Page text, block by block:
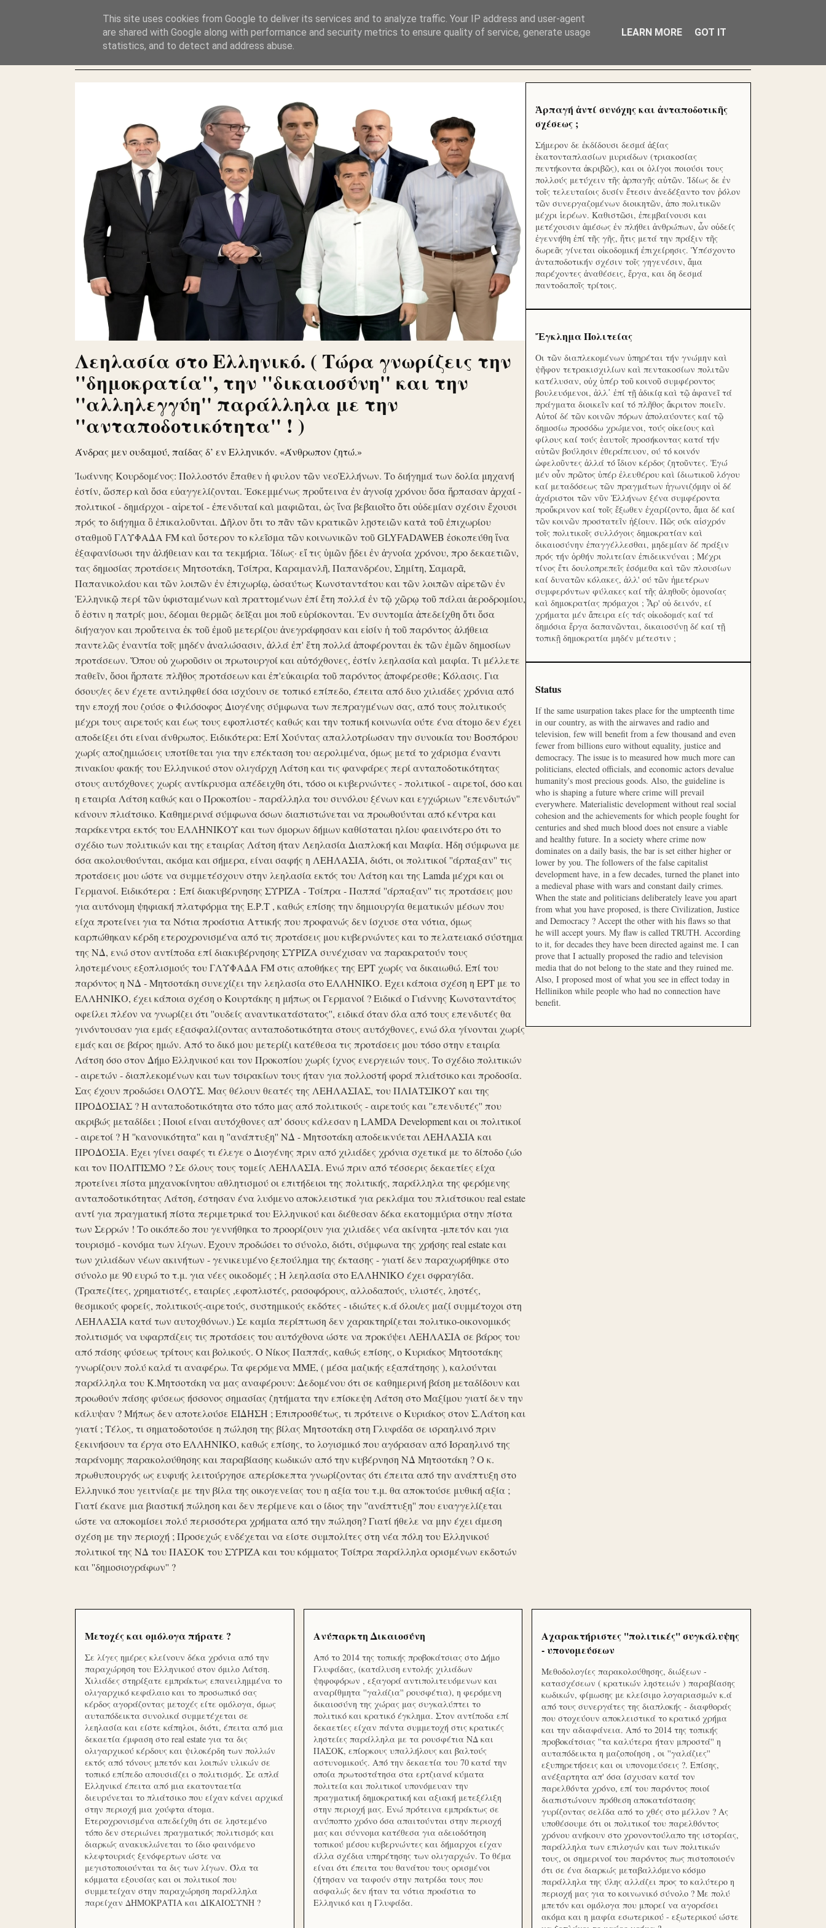
ΛΕΗΛΑΣΙΑ ΚΑΙ ΕΓΚΛΗΜΑ ?
Λεηλασία στο Ελληνικό. ( Τώρα γνωρίζεις την
''δημοκρατία'', την ''δικαιοσύνη'' και την
''αλληλεγγύη'' παράλληλα με την
''ανταποδοτικότητα'' ! )
Άνδρας μεν ουδαμού, παίδας δ’ εν Ελληνικόν. «Άνθρωπον ζητώ.»
Ἰωάννης Κουρδομένος: Πολλοστόν ἔπαθεν ἡ φυλον τῶν νεοἙλλήνων. Το διήγημά των δολία μηχανή
ἐστίν, ὥσπερ καὶ ὅσα εὐαγγελίζονται. Ἐσκεμμένως προὔτεινα ἐν ἀγνοίᾳ χρόνου ὅσα ἥρπασαν ἀρχαί -
πολιτικοί - δημάρχοι - αἱρετοί - ἐπενδυταί καὶ μαφιῶται, ὡς ἵνα βεβαιοῖτο ὅτι οὐδεμίαν σχέσιν ἔχουσι
πρός το διήγημα ὃ ἐπικαλοῦνται. Δῆλον ὅτι το πᾶν τῶν κρατικῶν λῃστειῶν κατὰ τοῦ ἐπιχωρίου
σταθμοῦ ΓΛΥΦΑΔΑ FM καὶ ὕστερον το κλεῖσμα τῶν κοινωνικῶν τοῦ GLYFADAWEB ἐσκοπεύθη ἵνα
ἐξαφανίσωσι την ἀλήθειαν και τα τεκμήρια. Ἰδίως· εἴ τις ὑμῶν ᾔδει ἐν ἀγνοία χρόνου, προ δεκαετιῶν,
τας δημοσίας προτάσεις Μητσοτάκη, Τσίπρα, Καραμανλῆ, Παπανδρέου, Σημίτη, Σαμαρᾶ,
Παπανικολάου και τῶν λοιπῶν ἐν ἐπιχωρίῳ, ὡσαύτως Κωνσταντάτου και τῶν λοιπῶν αἱρετῶν ἐν
Ἑλληνικῷ περί τῶν ὑφισταμένων καὶ πραττομένων ἐπί ἔτη πολλά ἐν τῷ χῶρῳ τοῦ πάλαι ἀεροδρομίου,
ὅ ἐστιν η πατρίς μου, δέομαι θερμῶς δεῖξαι μοι ποῦ εὑρίσκονται. Ἐν συντομία ἀπεδείχθη ὅτι ὅσα
διήγαγον και προὔτεινα ἐκ τοῦ ἐμοῦ μετερίζου ἀνεγράφησαν και εἰσίν ἡ τοῦ παρόντος ἀλήθεια
παντελῶς ἐναντία τοῖς μηδέν ἀναλώσασιν, ἀλλά ἐπ' ἔτη πολλά ἀποφέρονται ἐκ τῶν ἐμῶν δημοσίων
προτάσεων. Ὅπου οὐ χωροῦσιν οι πρωτουργοί και αὐτόχθονες, ἐστίν λεηλασία καὶ μαφία. Τι μέλλετε
παθεῖν, ὅσοι ἥρπατε πλῆθος προτάσεων και ἐπ'εὐκαιρία τοῦ παρόντος ἀποφέρεσθε; Κόλασις. Για
όσους/ες δεν έχετε αντιληφθεί όσα ισχύουν σε τοπικό επίπεδο, έπειτα από δυο χιλιάδες χρόνια από
την εποχή που ζούσε ο Φιλόσοφος Διογένης σύμφωνα των πεπραγμένων σας, από τους πολιτικούς
μέχρι τους αιρετούς και έως τους εφοπλιστές καθώς και την τοπική κοινωνία ούτε ένα άτομο δεν έχει
αποδείξει ότι είναι άνθρωπος. Ειδικότερα: Επί Χούντας απαλλοτρίωσαν την συνοικία του Βοσπόρου
χωρίς αποζημιώσεις υποτίθεται για την επέκταση του αερολιμένα, όμως μετά το χάρισμα έναντι
πινακίου φακής του Ελληνικού στον ολιγάρχη Λάτση και τις φανφάρες περί ανταποδοτικότητας
στους αυτόχθονες χωρίς αντίκρυσμα απέδειχθη ότι, τόσο οι κυβερνώντες - πολιτικοί - αιρετοί, όσο και
η εταιρία Λάτση καθώς και ο Προκοπίου - παράλληλα του συνόλου ξένων και εγχώριων ''επενδυτών''
κάνουν πλιάτσικο. Καθημερινά σύμφωνα όσων διαπιστώνεται να προωθούνται από κέντρα και
παράκεντρα εκτός του ΕΛΛΗΝΙΚΟΥ και των όμορων δήμων καθίσταται ηλίου φαεινότερο ότι το
σχέδιο των πολιτικών και της εταιρίας Λάτση ήταν Λεηλασία Διαπλοκή και Μαφία. Ήδη σύμφωνα με
όσα ακολουθούνται, ακόμα και σήμερα, είναι σαφής η ΛΕΗΛΑΣΙΑ, διότι, οι πολιτικοί ''άρπαξαν'' τις
προτάσεις μου ώστε να συμμετέσχουν στην λεηλασία εκτός του Λάτση και της Lamda μέχρι και οι
Γερμανοί. Ειδικότερα：Επί διακυβέρνησης ΣΥΡΙΖΑ - Τσίπρα - Παππά ''άρπαξαν'' τις προτάσεις μου
για αυτόνομη ψηφιακή πλατφόρμα της Ε.Ρ.Τ , καθώς επίσης την δημιουργία θεματικών μέσων που
είχα προτείνει για τα Νότια προάστια Αττικής που προφανώς δεν ίσχυσε στα νότια, όμως
καρπώθηκαν κέρδη ετεροχρονισμένα από τις προτάσεις μου κυβερνώντες και το πελατειακό σύστημα
της ΝΔ, ενώ στον αντίποδα επί διακυβέρνησης ΣΥΡΙΖΑ συνέχισαν να παρακρατούν τους
ληστεμένους εξοπλισμούς του ΓΛΥΦΑΔΑ FM στις αποθήκες της ΕΡΤ χωρίς να δικαιωθώ. Επί του
παρόντος η ΝΔ - Μητσοτάκη συνεχίζει την λεηλασία στο ΕΛΛΗΝΙΚΟ. Έχει κάποια σχέση η ΕΡΤ με το
ΕΛΛΗΝΙΚΟ, έχει κάποια σχέση ο Κουρτάκης η μήπως οι Γερμανοί ? Ειδικά ο Γιάννης Κωνσταντάτος
οφείλει πλέον να γνωρίζει ότι ''ουδείς αναντικατάστατος'', ειδικά όταν όλα από τους επενδυτές θα
γινόντουσαν για εμάς εξασφαλίζοντας ανταποδοτικότητα στους αυτόχθονες, ενώ όλα γίνονται χωρίς
εμάς και σε βάρος ημών. Από το δικό μου μετερίζι κατέθεσα τις προτάσεις μου τόσο στην εταιρία
Λάτση όσο στον Δήμο Ελληνικού και τον Προκοπίου χωρίς ίχνος ενεργειών τους. Το σχέδιο πολιτικών
- αιρετών - διαπλεκομένων και των τσιρακίων τους ήταν για πολλοστή φορά πλιάτσικο και προδοσία.
Σας έχουν προδώσει ΟΛΟΥΣ. Μας θέλουν θεατές της ΛΕΗΛΑΣΙΑΣ, του ΠΛΙΑΤΣΙΚΟΥ και της
ΠΡΟΔΟΣΙΑΣ ? Η ανταποδοτικότητα στο τόπο μας από πολιτικούς - αιρετούς και ''επενδυτές'' που
ακριβώς μεταδίδει ; Ποιοί είναι αυτόχθονες απ' όσους κάλεσαν η LAMDA Development και οι πολιτικοί
- αιρετοί ? Η ''κανονικότητα'' και η ''ανάπτυξη'' ΝΔ - Μητσοτάκη αποδεικνύεται ΛΕΗΛΑΣΙΑ και
ΠΡΟΔΟΣΙΑ. Έχει γίνει σαφές τι έλεγε ο Διογένης πριν από χιλιάδες χρόνια σχετικά με το δίποδο ζώο
και τον ΠΟΛΙΤΙΣΜΟ ? Σε όλους τους τομείς ΛΕΗΛΑΣΙΑ. Ενώ πριν από τέσσερις δεκαετίες είχα
προτείνει πίστα μηχανοκίνητου αθλητισμού οι επιτήδειοι της πολιτικής, παράλληλα της φερόμενης
ανταποδοτικότητας Λάτση, έστησαν ένα λυόμενο αποκλειστικά για ρεκλάμα του πλιάτσικου real estate
αντί για πραγματική πίστα περιμετρικά του Ελληνικού και διέθεσαν δέκα εκατομμύρια στην πίστα
των Σερρών ! Το οικόπεδο που γεννήθηκα το προορίζουν για χιλιάδες νέα ακίνητα -μπετόν και για
τουρισμό - κονόμα των λίγων. Έχουν προδώσει το σύνολο, διότι, σύμφωνα της χρήσης real estate και
των χιλιάδων νέων ακινήτων - γενικευμένο ξεπούλημα της έκτασης - γιατί δεν παραχωρήθηκε στο
σύνολο με 90 ευρώ το τ.μ. για νέες οικοδομές ; Η λεηλασία στο ΕΛΛΗΝΙΚΟ έχει σφραγίδα.
(Τραπεζίτες, χρηματιστές, εταιρίες ,εφοπλιστές, ρασοφόρους, αλλοδαπούς, υλιστές, ληστές,
θεσμικούς φορείς, πολιτικούς-αιρετούς, συστημικούς εκδότες - ιδιώτες κ.ά όλοι/ες μαζί συμμέτοχοι στη
ΛΕΗΛΑΣΙΑ κατά των αυτοχθόνων.) Σε καμία περίπτωση δεν χαρακτηρίζεται πολιτικο-οικονομικός
πολιτισμός να υφαρπάζεις τις προτάσεις του αυτόχθονα ώστε να προκύψει ΛΕΗΛΑΣΙΑ σε βάρος του
από πάσης φύσεως τρίτους και βολικούς. Ο Νίκος Παππάς, καθώς επίσης, ο Κυριάκος Μητσοτάκης
γνωρίζουν πολύ καλά τι αναφέρω. Τα φερόμενα ΜΜΕ, ( μέσα μαζικής εξαπάτησης ), καλούνται
παράλληλα του Κ.Μητσοτάκη να μας αναφέρουν: Δεδομένου ότι σε καθημερινή βάση μεταδίδουν και
προωθούν πάσης φύσεως ήσσονος σημασίας ζητήματα την επίσκεψη Λάτση στο Μαξίμου γιατί δεν την
κάλυψαν ? Μήπως δεν αποτελούσε ΕΙΔΗΣΗ ; Επιπροσθέτως, τι πρότεινε ο Κυριάκος στον Σ.Λάτση και
γιατί ; Τέλος, τι σηματοδοτούσε η πώληση της βίλας Μητσοτάκη στη Γλυφάδα σε ισραηλινό πριν
ξεκινήσουν τα έργα στο ΕΛΛΗΝΙΚΟ, καθώς επίσης, το λογισμικό που αγόρασαν από Ισραηλινό της
παράνομης παρακολούθησης και παραβίασης κωδικών από την κυβέρνηση ΝΔ Μητσοτάκη ? Ο κ.
πρωθυπουργός ως ευφυής λειτούργησε απερίσκεπτα γνωρίζοντας ότι έπειτα από την ανάπτυξη στο
Ελληνικό που γειτνίαζε με την βίλα της οικογενείας του η αξία του τ.μ. θα αποκτούσε μυθική αξία ;
Γιατί έκανε μια βιαστική πώληση και δεν περίμενε και ο ίδιος την ''ανάπτυξη'' που ευαγγελίζεται
ώστε να αποκομίσει πολύ περισσότερα χρήματα από την πώληση? Γιατί ήθελε να μην έχει άμεση
σχέση με την περιοχή ; Προσεχώς ενδέχεται να είστε συμπολίτες στη νέα πόλη του Ελληνικού
πολιτικοί της ΝΔ του ΠΑΣΟΚ του ΣΥΡΙΖΑ και του κόμματος Τσίπρα παράλληλα ορισμένων εκδοτών
και ''δημοσιογράφων'' ?
Ἁρπαγή ἀντί συνόχης και ἀνταποδοτικῆς
σχέσεως ;
Σήμερον δε ἐκδίδουσι δεσμά ἀξίας
ἑκατονταπλασίων μυριάδων (τριακοσίας
πεντήκοντα ἀκριβῶς), και οι ὀλίγοι ποιούσι τους
πολλούς μετύχειν τῆς ἁρπαγῆς αὐτῶν. Ἰδίως δε ἐν
τοῖς τελευταίοις δυσίν ἔτεσιν ἀνεδέξαντο τον ῥόλον
τῶν συνεργαζομένων διοικητῶν, ἀπο πολιτικῶν
μέχρι ἱερέων. Καθιστῶσι, ἐπεμβαίνουσι και
μετέχουσιν ἀμέσως ἐν πλήθει ἀνθρώπων, ὧν οὐδείς
ἐγεννήθη ἐπί τῆς γῆς, ἥτις μετά την πράξιν τῆς
δωρεᾶς γίνεται οἰκοδομική ἐπιχείρησις. Ὑπέσχοντο
ἀνταποδοτικήν σχέσιν τοῖς γηγενέσιν, ἅμα
παρέχοντες ἀναθέσεις, ἔργα, και δη δεσμά
παντοδαποῖς τρίτοις.
Ἔγκλημα Πολιτείας
Οι τῶν διαπλεκομένων ὑπηρέται τήν γνώμην καὶ
ψῆφον τετρακισχιλίων καὶ πεντακοσίων πολιτῶν
κατέλυσαν, οὐχ ὑπέρ τοῦ κοινοῦ συμφέροντος
βουλευόμενοι, ἀλλ᾽ ἐπί τῇ ἀδικίᾳ καὶ τῷ ἀφανεῖ τά
πράγματα διοικεῖν καί τό πλῆθος ἄκριτον ποιεῖν.
Αὐτοί δέ τῶν κοινῶν πόρων ἀπολαύοντες καί τῷ
δημοσίω προσόδω χρώμενοι, τούς οἰκείους καὶ
φίλους καί τούς ἑαυτοῖς προσήκοντας κατά τήν
αὑτῶν βούλησιν ἐθεράπευον, ού τό κοινόν
ὠφελοῦντες ἀλλά τό ἴδιον κέρδος ζητοῦντες. Ἐγώ
μέν οὖν πρῶτος ὑπέρ ἐλευθέρου καὶ ίδιωτικοῦ λόγου
καί μεταδόσεως τῶν πραγμάτων ἠγωνιζόμην οἱ δέ
ἀχάριστοι τῶν νῦν Ἑλλήνων ξένα συμφέροντα
προὔκρινον καί τοῖς ἔξωθεν ἐχαρίζοντο, ἅμα δέ καί
τῶν κοινῶν προστατεῖν ἠξίουν. Πῶς ούκ αἰσχρόν
τοῖς πολιτικοῖς συλλόγοις δημοκρατίαν καὶ
δικαιοσύνην ἐπαγγέλλεσθαι, μηδεμίαν δέ πράξιν
πρός τήν ὀρθήν πολιτείαν ἐπιδεικνύναι ; Μέχρι
τίνος ἔτι δουλοπρεπεῖς ἐσόμεθα καὶ τῶν πλουσίων
καί δυνατῶν κόλακες, ἀλλ' ού τῶν ἡμετέρων
συμφερόντων φύλακες καί τῆς ἀληθοῦς ὁμονοίας
καὶ δημοκρατίας πρόμαχοι ; Ἆρ' οὐ δεινόν, εί
χρήματα μέν ἄπειρα είς τάς οἰκοδομάς καί τά
δημόσια ἔργα δαπανῶνται, δικαιοσύνῃ δέ καί τῇ
τοπικῇ δημοκρατία μηδέν μέτεστιν ;
Status
If the same usurpation takes place for the umpteenth time
in our country, as with the airwaves and radio and
television, few will benefit from a few thousand and even
fewer from billions euro without equality, justice and
democracy. The issue is to measured how much more can
politicians, elected officials, and economic actors devalue
humanity's most precious goods. Also, the guideline is
who is shaping a future where crime will prevail
everywhere. Materialistic development without real social
cohesion and the achievements for which people fought for
centuries and shed much blood does not ensure a viable
and healthy future. In a society where crime now
dominates on a daily basis, the bar is set either higher or
lower by you. The followers of the false capitalist
development have, in a few decades, turned the planet into
a medieval phase with wars and constant daily crimes.
When the state and politicians deliberately leave you apart
from what you have proposed, is there Civilization, Justice
and Democracy ? Accept the other with his flaws so that
he will accept yours. My flaw is called TRUTH. According
to it, for decades they have been directed against me. I can
prove that I actually proposed the radio and television
media that do not belong to the state and they ruined me.
Also, I proposed most of what you see in effect today in
Hellinikon while people who had no connection have
benefit.
Μετοχές και ομόλογα πήρατε ?
Σε λίγες ημέρες κλείνουν δέκα χρόνια από την
παραχώρηση του Ελληνικού στον όμιλο Λάτση.
Χιλιάδες στηρίξατε εμπράκτως επανειλημμένα το
ολιγαρχικό κεφάλαιο και το προσωπικό σας
κέρδος αγοράζοντας μετοχές είτε ομόλογα, όμως
αυταπόδεικτα συνολικά συμμετέχεται σε
λεηλασία και είστε κάπηλοι, διότι, έπειτα από μια
δεκαετία έμφαση στο real estate για τα δις
ολιγαρχικού κέρδους και ψιλοκέρδη των πολλών
εκτός από τόνους μπετόν και λοιπών υλικών σε
τοπικό επίπεδο απουσιάζει ο πολιτισμός. Σε απλά
Ελληνικά έπειτα από μια εκατονταετία
διευρύνεται το πλιάτσικο που είχαν κάνει αρχικά
στην περιοχή μια χούφτα άτομα.
Ετεροχρονισμένα απεδείχθη ότι σε ληστεμένο
τόπο δεν στεριώνει πραγματικός πολιτισμός και
διαρκώς ανακυκλώνεται το ίδιο φαινόμενο
κλεφτουριάς ξενόφερτων ώστε να
μεγιστοποιούνται τα δις των λίγων. Όλα τα
κόμματα εξουσίας και οι πολιτικοί που
συμμετείχαν στην παραχώρηση παράλληλα
παρείχαν ΔΗΜΟΚΡΑΤΙΑ και ΔΙΚΑΙΟΣΥΝΗ ?
Ανύπαρκτη Δικαιοσύνη
Από το 2014 της τοπικής προβοκάτσιας στο Δήμο
Γλυφάδας, (κατάλυση εντολής χιλιάδων
ψηφοφόρων , εξαγορά αντιπολιτευόμενων και
αναρίθμητα ''γαλάζια'' ρουσφέτια), η φερόμενη
δικαιοσύνη της χώρας μας συγκαλύπτει το
πολιτικό και κρατικό έγκλημα. Στον αντίποδα επί
δεκαετίες είχαν πάντα συμμετοχή στις κρατικές
ληστείες παράλληλα με τα ρουσφέτια ΝΔ και
ΠΑΣΟΚ, επίορκους υπαλλήλους και βαλτούς
αστυνομικούς. Από την δεκαετία του 70 κατά την
οποία πρωτοστάτησα στα ερτζιανά κύματα
πολιτεία και πολιτικοί υπονόμευαν την
πραγματική δημοκρατική και αξιακή μετεξέλιξη
στην περιοχή μας. Ενώ πρότεινα εμπράκτως σε
ανύποπτο χρόνο όσα απαιτούνται στην περιοχή
μας και σύννομα κατέθεσα για αδειοδότηση
τοπικού μέσου κυβερνώντες και δήμαρχοι είχαν
άλλα σχέδια υπηρέτησης των ολιγαρχών. Το θέμα
είναι ότι έπειτα του θανάτου τους ορισμένοι
ζήτησαν να ταφούν στην πατρίδα τους που
ασφαλώς δεν ήταν τα νότια προάστια το
Ελληνικό και η Γλυφάδα.
Αχαρακτήριστες ''πολιτικές'' συγκάλυψης
- υπονομεύσεων
Μεθοδολογίες παρακολούθησης, διώξεων -
κατασχέσεων ( κρατικών ληστειών ) παραβίασης
κωδικών, φίμωσης με κλείσιμο λογαριασμών κ.ά
από τους συνεργάτες της διαπλοκής - διαφθοράς
που στοχεύουν αποκλειστικά το κρατικό χρήμα
και την αδιαφάνεια. Από το 2014 της τοπικής
προβοκάτσιας ''τα καλύτερα ήταν μπροστά'' η
αυταπόδεικτα η μαζοποίηση , οι ''γαλάζιες''
εξυπηρετήσεις και οι υπονομεύσεις ?. Επίσης,
ανέξαρτητα απ' όσα ίσχυσαν κατά τον
παρελθόντα χρόνο, επί του παρόντος ποιοί
διαπιστώνουν πρόθεση αποκατάστασης
γυρίζοντας σελίδα από το χθές στο μέλλον ? Ας
υποθέσουμε ότι οι πολιτικοί του παρελθόντος
χρόνου ανήκουν στο χρονοντούλαπο της ιστορίας,
παράλληλα των επιλογών και των πολιτικών
τους, οι σημερινοί του παρόντος πως πιστοποιούν
ότι σε ένα διαρκώς μεταβαλλόμενο κόσμο
παράλληλα της ύλης αλλάζει προς το καλύτερο η
περιοχή μας για το κοινωνικό σύνολο ? Με πολύ
μπετόν και ομόλογα που μπορεί να αγοράσει
ακόμα και η μαφία εσωτερικού - εξωτερικού ώστε
This site uses cookies from Google to deliver its services and to analyze traffic. Your IP address and user-agent
are shared with Google along with performance and security metrics to ensure quality of service, generate usage
statistics, and to detect and address abuse.
LEARN MORE GOT IT